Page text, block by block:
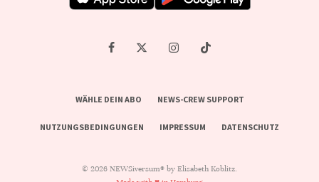
WÄHLE DEIN ABO NEWS-CREW SUPPORT
NUTZUNGSBEDINGUNGEN IMPRESSUM DATENSCHUTZ
© 2026 NEWSiversum® by Elisabeth Koblitz.